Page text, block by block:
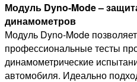
Модуль Dyno-Mode –
динамометров
Модуль Dyno-Mode
профессиональные тесты
динамометрические
автомобиля. Идеально